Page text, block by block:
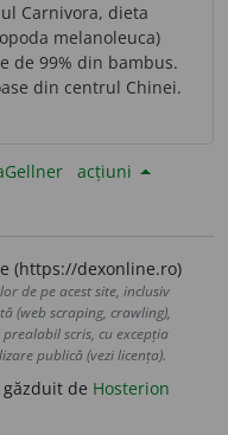
Carnivora, dieta
melanoleuca)
de 99% din bambus.
din centrul Chinei.
acțiuni
(https://dexonline.ro)
de pe acest site, inclusiv
(web scraping, crawling),
scris, cu excepția
publică (vezi licența).
găzduit de Hosterion